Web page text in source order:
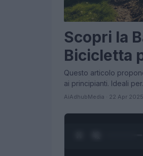
Scopri la
Bicicletta
Questo articolo
ai principianti. Ideali
AiAdhubMedia · 22 Apr 2025